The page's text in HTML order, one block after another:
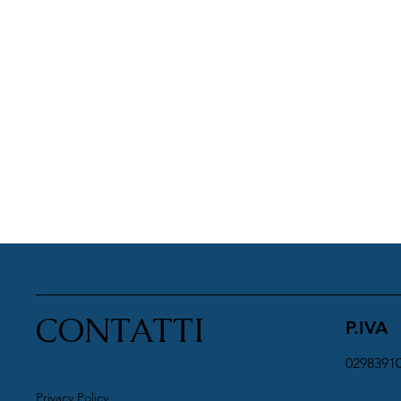
CONTATTI P.IVA
Privacy Policy